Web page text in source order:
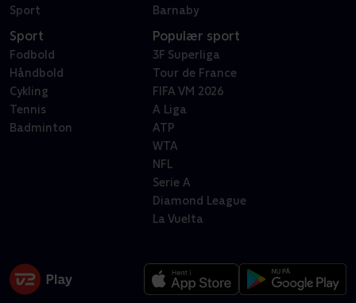
Sport
Barnaby
Sport
Fodbold
Håndbold
Cykling
Tennis
Badminton
Populær sport
3F Superliga
Tour de France
FIFA VM 2026
A Liga
ATP
WTA
NFL
Serie A
Diamond League
La Vuelta